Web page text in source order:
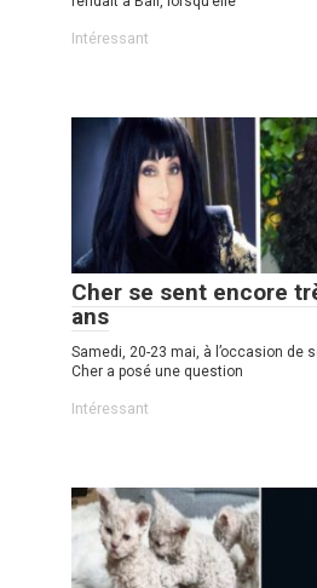
Intéressant
Cher se sent encore
ans
Samedi, 20-23 mai, à l’occasion de
Cher a posé une question
Intéressant